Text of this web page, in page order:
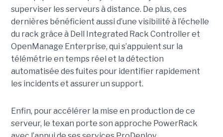
superviser les serveurs à distance. De plus, ces
dernières bénéficient aussi d’une visibilité à l’échelle
du rack grâce à Dell Integrated Rack Controller et
OpenManage Enterprise, qui s’appuient sur la
télémétrie en temps réel et la détection
automatisée des fuites pour identifier rapidement
les incidents et assurer un support.
Enfin, pour accélérer la mise en production de ce
serveur, le texan porte son approche PowerRack